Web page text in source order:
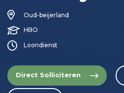
Oud-beijerland
HBO
Loondienst
Direct Solliciteren